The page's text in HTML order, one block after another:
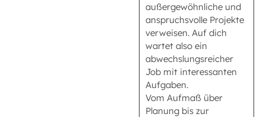
außergewöhnliche und
anspruchsvolle Projekte
verweisen. Auf dich
wartet also ein
abwechslungsreicher
Job mit interessanten
Aufgaben.
Vom Aufmaß über
Planung bis zur